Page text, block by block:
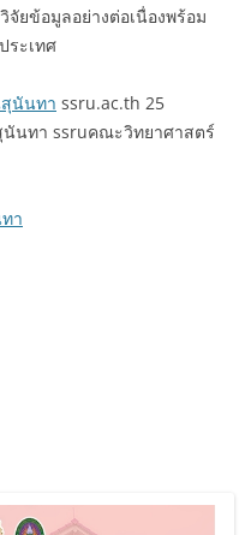
จัยข้อมูลอย่างต่อเนื่องพร้อม
ะเทศ
นันทา ssru.ac.th 25
นันทา ssruคณะวิทยาศาสตร์
า